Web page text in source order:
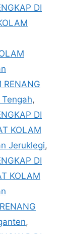
DI
RENANG
,
DI
KOLAM
Jeruklegi,
DI
KOLAM
,